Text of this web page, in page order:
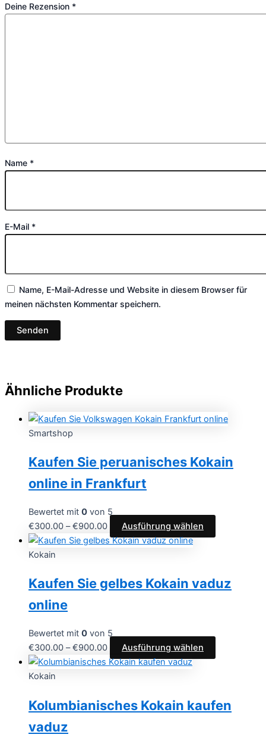
Deine Rezension *
Name *
E-Mail *
Name, E-Mail-Adresse und Website in diesem Browser für
meinen nächsten Kommentar speichern.
Ähnliche Produkte
Smartshop
Kaufen Sie peruanisches Kokain
online in Frankfurt
Bewertet mit 0 von 5
€300.00 –€900.00 Ausführung wählen
Kokain
Kaufen Sie gelbes Kokain vaduz
online
Bewertet mit 0 von 5
€300.00 –€900.00 Ausführung wählen
Kokain
Kolumbianisches Kokain kaufen
vaduz